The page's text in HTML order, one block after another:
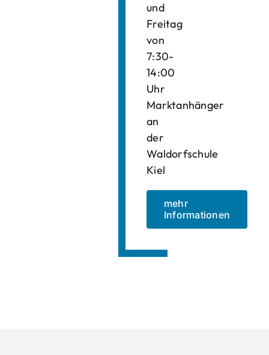
und
Freitag
von
7:30-
14:00
Uhr
Marktanhänger
an
der
Waldorfschule
Kiel
mehr
Informationen